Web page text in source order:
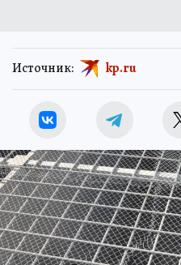
Источник: kp.ru